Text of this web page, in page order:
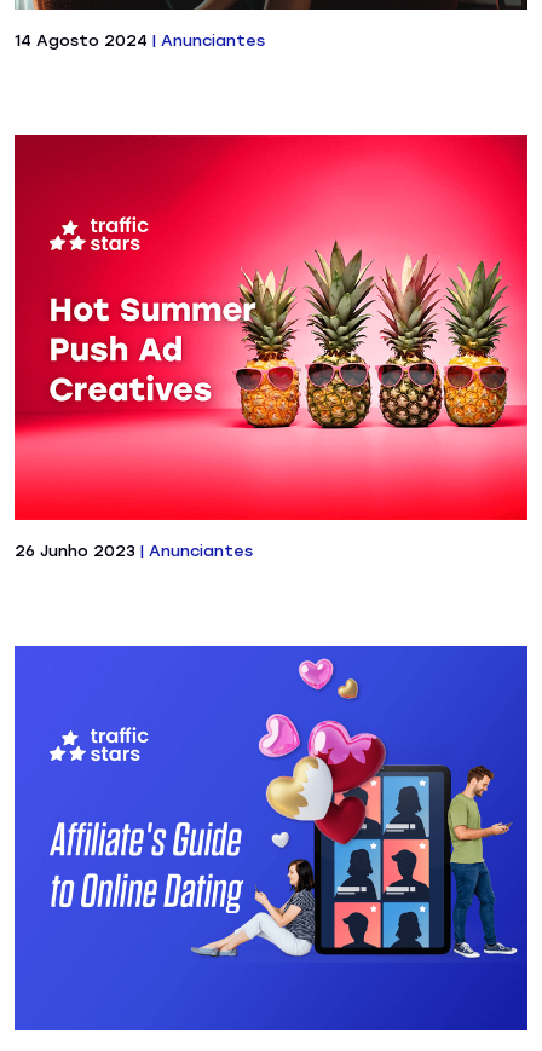
14 Agosto 2024 | Anunciantes
26 Junho 2023 | Anunciantes